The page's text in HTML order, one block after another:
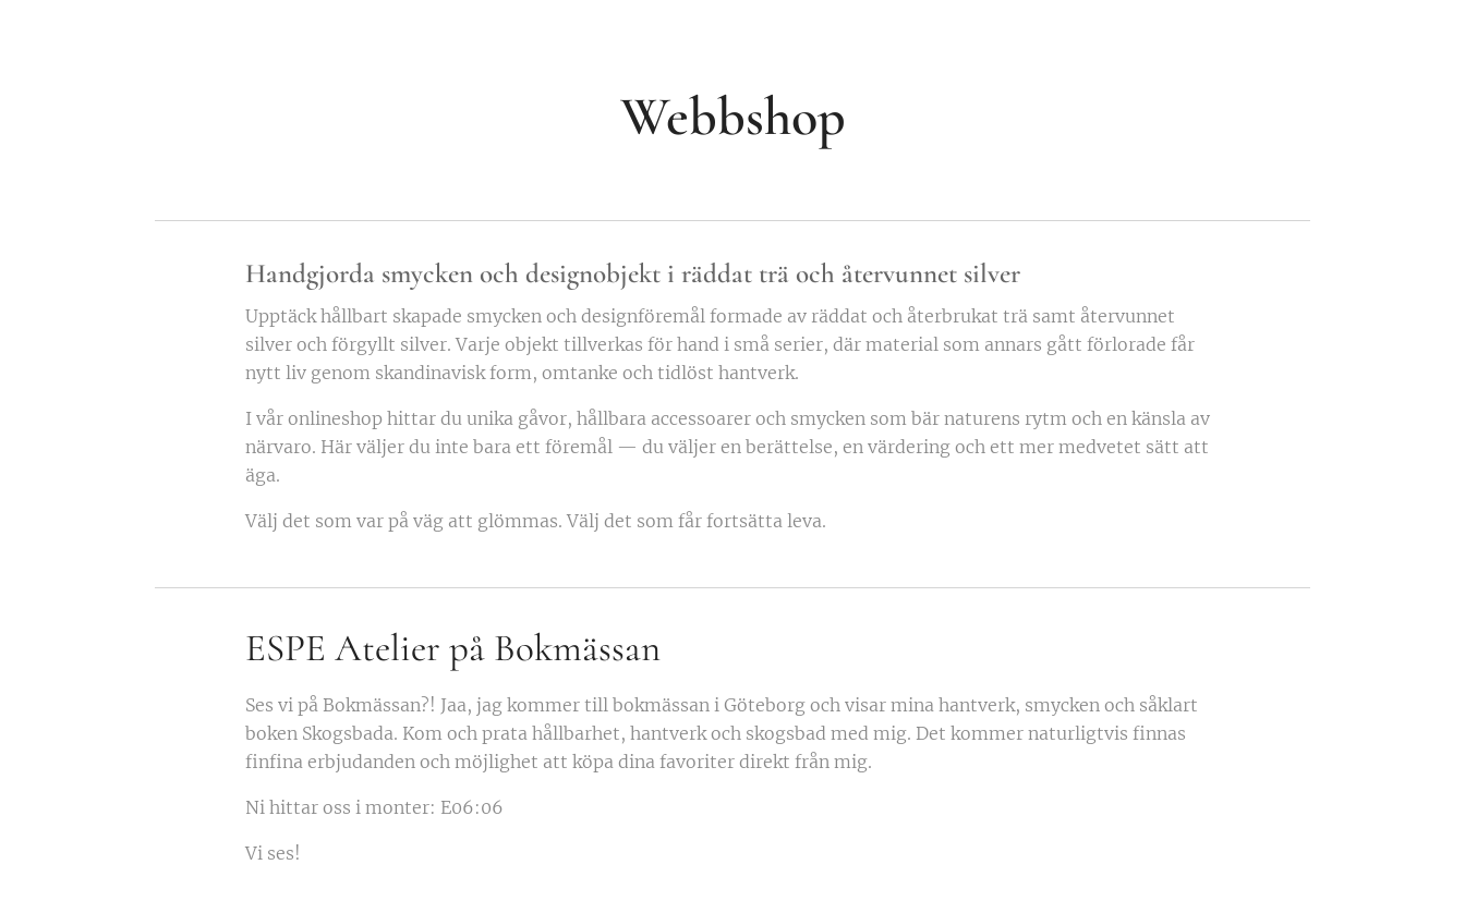
Webbshop
Handgjorda smycken och designobjekt i räddat trä och återvunnet silver
Upptäck hållbart skapade smycken och designföremål formade av räddat och återbrukat trä samt återvunnet
silver och förgyllt silver. Varje objekt tillverkas för hand i små serier, där material som annars gått förlorade får
nytt liv genom skandinavisk form, omtanke och tidlöst hantverk.
I vår onlineshop hittar du unika gåvor, hållbara accessoarer och smycken som bär naturens rytm och en känsla av
närvaro. Här väljer du inte bara ett föremål — du väljer en berättelse, en värdering och ett mer medvetet sätt att
äga.
Välj det som var på väg att glömmas. Välj det som får fortsätta leva.
ESPE Atelier på Bokmässan
Ses vi på Bokmässan?! Jaa, jag kommer till bokmässan i Göteborg och visar mina hantverk, smycken och såklart
boken Skogsbada. Kom och prata hållbarhet, hantverk och skogsbad med mig. Det kommer naturligtvis finnas
finfina erbjudanden och möjlighet att köpa dina favoriter direkt från mig.
Ni hittar oss i monter: E06:06
Vi ses!